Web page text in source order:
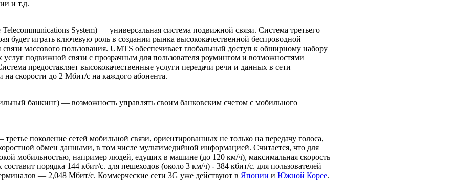
и т.д.
System) — универсальная система подвижной связи. Система третьего
будет играть ключевую роль в создании рынка высококачественной беспроводной
массового пользования. UMTS обеспечивает глобальный доступ к обширному набору
подвижной связи с прозрачным для пользователя роумингом и возможностями
предоставляет высококачественные услуги передачи речи и данных в сети
на скорости до 2 Мбит/с на каждого абонента.
банкинг) — возможность управлять своим банковским счетом с мобильного
поколение сетей мобильной связи, ориентированных не только на передачу голоса,
обмен данными, в том числе мультимедийной информацией. Считается, что для
мобильностью, например людей, едущих в машине (до 120 км/ч), максимальная скорость
порядка 144 кбит/с. для пешеходов (около 3 км/ч) - 384 кбит/с. для пользователей
— 2,048 Мбит/с. Коммерческие сети 3G уже действуют в Японии и Южной Корее.